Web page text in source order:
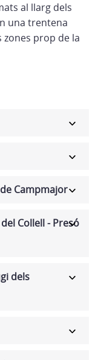
al llarg dels
una trentena
zones prop de la
Campmajor
Collell - Presó
dels